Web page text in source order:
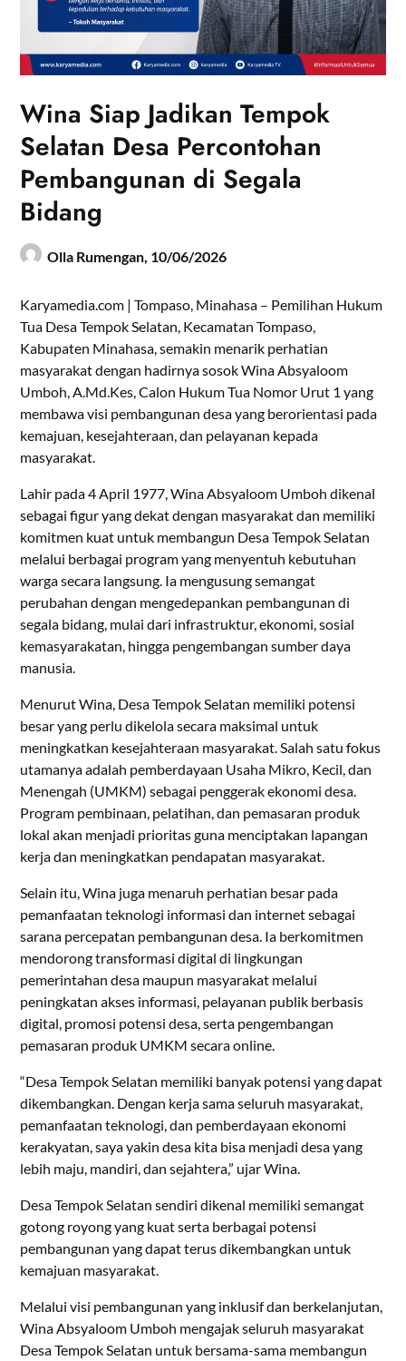
Wina Siap Jadikan Tempok
Selatan Desa Percontohan
Pembangunan di Segala
Bidang
Olla Rumengan, 10/06/2026
Karyamedia.com | Tompaso, Minahasa – Pemilihan Hukum
Tua Desa Tempok Selatan, Kecamatan Tompaso,
Kabupaten Minahasa, semakin menarik perhatian
masyarakat dengan hadirnya sosok Wina Absyaloom
Umboh, A.Md.Kes, Calon Hukum Tua Nomor Urut 1 yang
membawa visi pembangunan desa yang berorientasi pada
kemajuan, kesejahteraan, dan pelayanan kepada
masyarakat.
Lahir pada 4 April 1977, Wina Absyaloom Umboh dikenal
sebagai figur yang dekat dengan masyarakat dan memiliki
komitmen kuat untuk membangun Desa Tempok Selatan
melalui berbagai program yang menyentuh kebutuhan
warga secara langsung. Ia mengusung semangat
perubahan dengan mengedepankan pembangunan di
segala bidang, mulai dari infrastruktur, ekonomi, sosial
kemasyarakatan, hingga pengembangan sumber daya
manusia.
Menurut Wina, Desa Tempok Selatan memiliki potensi
besar yang perlu dikelola secara maksimal untuk
meningkatkan kesejahteraan masyarakat. Salah satu fokus
utamanya adalah pemberdayaan Usaha Mikro, Kecil, dan
Menengah (UMKM) sebagai penggerak ekonomi desa.
Program pembinaan, pelatihan, dan pemasaran produk
lokal akan menjadi prioritas guna menciptakan lapangan
kerja dan meningkatkan pendapatan masyarakat.
Selain itu, Wina juga menaruh perhatian besar pada
pemanfaatan teknologi informasi dan internet sebagai
sarana percepatan pembangunan desa. Ia berkomitmen
mendorong transformasi digital di lingkungan
pemerintahan desa maupun masyarakat melalui
peningkatan akses informasi, pelayanan publik berbasis
digital, promosi potensi desa, serta pengembangan
pemasaran produk UMKM secara online.
“Desa Tempok Selatan memiliki banyak potensi yang dapat
dikembangkan. Dengan kerja sama seluruh masyarakat,
pemanfaatan teknologi, dan pemberdayaan ekonomi
kerakyatan, saya yakin desa kita bisa menjadi desa yang
lebih maju, mandiri, dan sejahtera,” ujar Wina.
Desa Tempok Selatan sendiri dikenal memiliki semangat
gotong royong yang kuat serta berbagai potensi
pembangunan yang dapat terus dikembangkan untuk
kemajuan masyarakat.
Melalui visi pembangunan yang inklusif dan berkelanjutan,
Wina Absyaloom Umboh mengajak seluruh masyarakat
Desa Tempok Selatan untuk bersama-sama membangun